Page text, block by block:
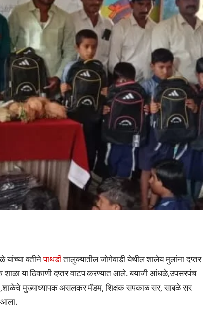
यांच्या वतीनेपाथर्डीतालुक्यातील जोगेवाडी येथील शालेय मुलांना दप्तर
शाळा या ठिकाणी दप्तर वाटप करण्यात आले. बयाजी आंधळे,उपसरपंच
,शाळेचे मुख्याध्यापक असलकर मॅडम, शिक्षक सपकाळ सर, साबळे सर
आला.